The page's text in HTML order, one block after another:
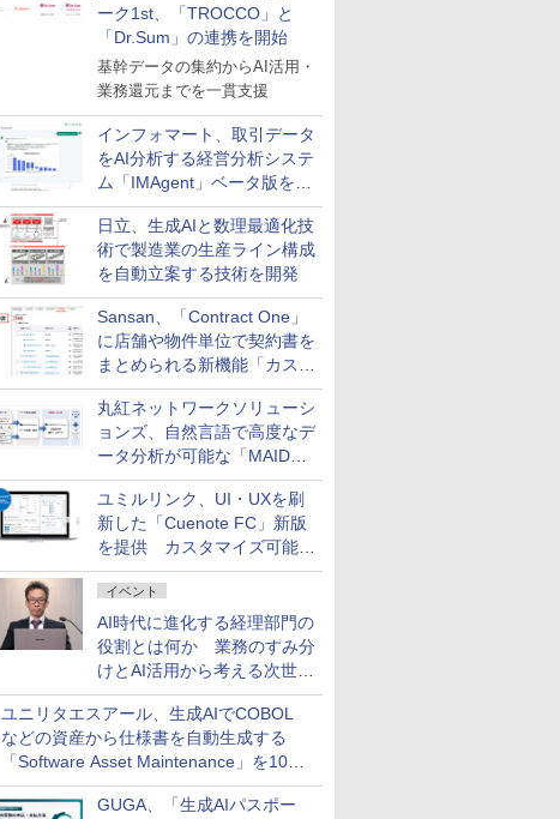
ーク1st、「TROCCO」と
「Dr.Sum」の連携を開始
基幹データの集約からAI活用・
業務還元までを一貫支援
インフォマート、取引データ
をAI分析する経営分析システ
ム「IMAgent」ベータ版を提
供
日立、生成AIと数理最適化技
術で製造業の生産ライン構成
を自動立案する技術を開発
Sansan、「Contract One」
に店舗や物件単位で契約書を
まとめられる新機能「カスタ
ム契約ツリー」を追加
丸紅ネットワークソリューシ
ョンズ、自然言語で高度なデ
ータ分析が可能な「MAIDOA
AI ASSIST」を9月より提供
ユミルリンク、UI・UXを刷
新した「Cuenote FC」新版
を提供 カスタマイズ可能な
ダッシュボード画面を搭載
イベント
AI時代に進化する経理部門の
役割とは何か 業務のすみ分
けとAI活用から考える次世代
ファイナンス戦略
ユニリタエスアール、生成AIでCOBOL
などの資産から仕様書を自動生成する
「Software Asset Maintenance」を10月
に発売
GUGA、「生成AIパスポー